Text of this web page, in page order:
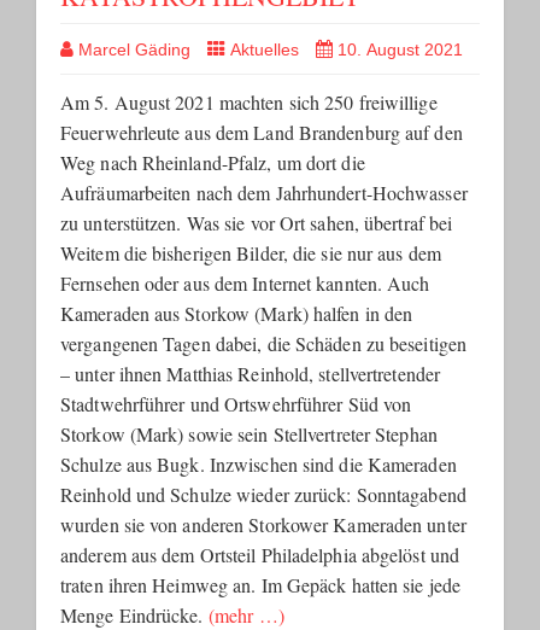
Marcel Gäding Aktuelles 10. August 2021
Am 5. August 2021 machten sich 250 freiwillige
Feuerwehrleute aus dem Land Brandenburg auf den
Weg nach Rheinland-Pfalz, um dort die
Aufräumarbeiten nach dem Jahrhundert-Hochwasser
zu unterstützen. Was sie vor Ort sahen, übertraf bei
Weitem die bisherigen Bilder, die sie nur aus dem
Fernsehen oder aus dem Internet kannten. Auch
Kameraden aus Storkow (Mark) halfen in den
vergangenen Tagen dabei, die Schäden zu beseitigen
– unter ihnen Matthias Reinhold, stellvertretender
Stadtwehrführer und Ortswehrführer Süd von
Storkow (Mark) sowie sein Stellvertreter Stephan
Schulze aus Bugk. Inzwischen sind die Kameraden
Reinhold und Schulze wieder zurück: Sonntagabend
wurden sie von anderen Storkower Kameraden unter
anderem aus dem Ortsteil Philadelphia abgelöst und
traten ihren Heimweg an. Im Gepäck hatten sie jede
Menge Eindrücke. (mehr …)